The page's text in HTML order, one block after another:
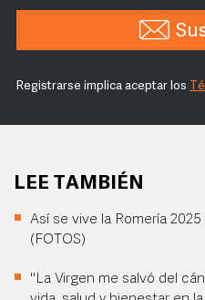
Registrarse implica aceptar los
LEE TAMBIÉN
Así se vive la Romería
(FOTOS)
"La Virgen me salvó del